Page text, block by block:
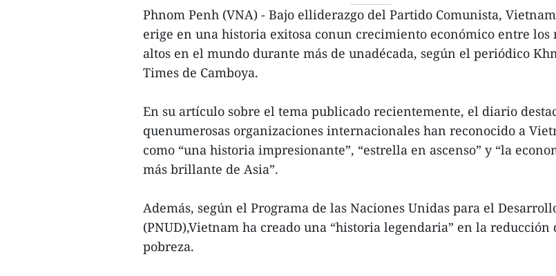
Phnom Penh (VNA) - Bajo elliderazgo del Partido Comunista,
erige en una historia exitosa conun crecimiento económico entre los
altos en el mundo durante más de unadécada, según el periódico
Times de Camboya.
En su artículo sobre el tema publicado recientemente, el diario
quenumerosas organizaciones internacionales han reconocido a
como “una historia impresionante”, “estrella en ascenso” y “la
más brillante de Asia”.
Además, según el Programa de las Naciones Unidas para el
(PNUD),Vietnam ha creado una “historia legendaria” en la reducción
pobreza.